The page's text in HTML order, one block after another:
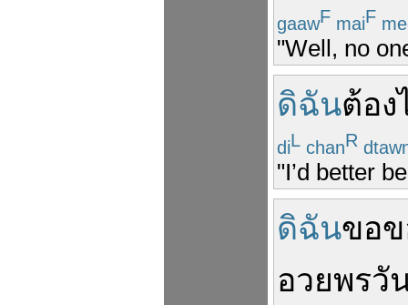
gaawF maiF
"Well, no
ดิฉันต้อง
diL chanR
"I’d better
ดิฉันขอ
อวยพรวั